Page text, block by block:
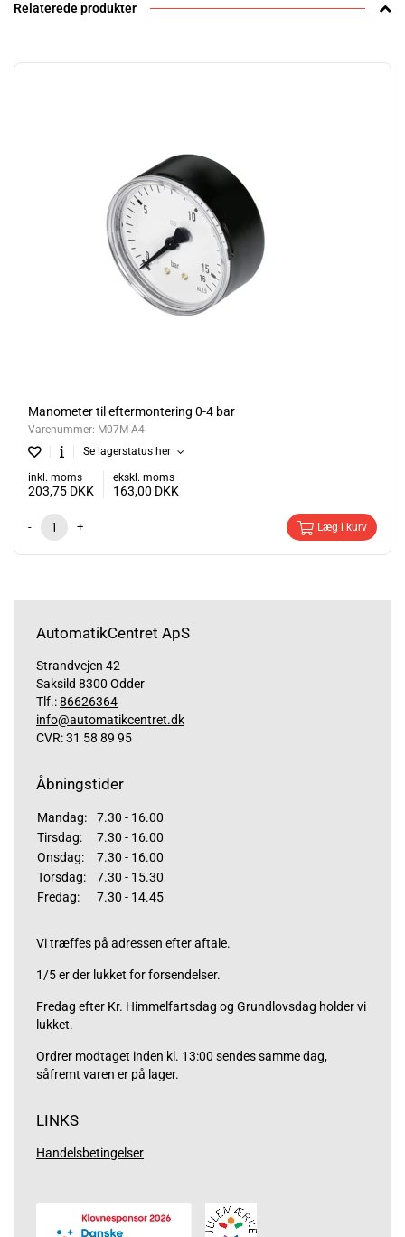
Relaterede produkter
Manometer til eftermontering 0-4 bar
Varenummer: M07M-A4
Se lagerstatus her
inkl. moms
203,75 DKK
ekskl. moms
163,00 DKK
- + Læg i kurv
AutomatikCentret ApS
Strandvejen 42
Saksild 8300 Odder
Tlf.:86626364
info@automatikcentret.dk
CVR: 31 58 89 95
Åbningstider
Mandag:
7.30 - 16.00
Tirsdag:
7.30 - 16.00
Onsdag:
7.30 - 16.00
Torsdag:
7.30 - 15.30
Fredag:
7.30 - 14.45
Vi træffes på adressen efter aftale.
1/5 er der lukket for forsendelser.
Fredag efter Kr. Himmelfartsdag og Grundlovsdag holder vi
lukket.
Ordrer modtaget inden kl. 13:00 sendes samme dag,
såfremt varen er på lager.
LINKS
Handelsbetingelser